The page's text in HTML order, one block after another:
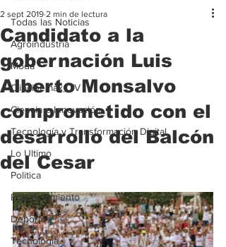
Todas las Noticias
Agroindustria
Moda
Clipcinemax_TV
Ciencia e Innovación
Tecnología y Transformación Digital
Lo Ultimo
Politica
Entretenimiento
Deportes
Tecnologia
Candidato a la
gobernación Luis
Alberto Monsalvo
comprometido con el
desarrollo del Balcón
del Cesar
2 sept 2019 2 min de lectura